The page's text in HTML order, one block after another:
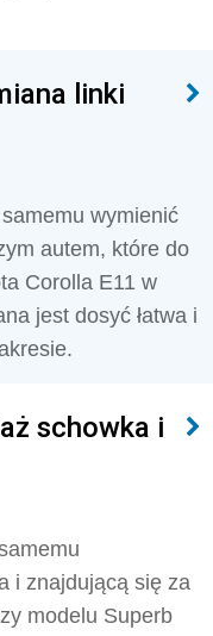
linki
wymienić
autem, które do
Corolla E11 w
jest dosyć łatwa i
schowka i
i znajdującą się za
modelu Superb